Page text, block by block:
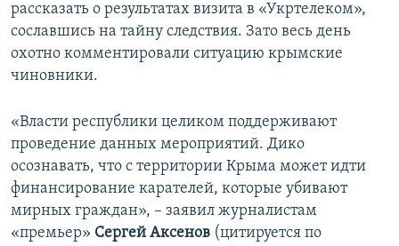
рассказать о результатах визита в «Укртелеком»,
сославшись на тайну следствия. Зато весь день
охотно комментировали ситуацию крымские
чиновники.
«Власти республики целиком поддерживают
проведение данных мероприятий. Дико
осознавать, что с территории Крыма может идти
финансирование карателей, которые убивают
мирных граждан», – заявил журналистам
«премьер» Сергей Аксенов (цитируется по